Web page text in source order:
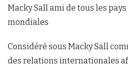
Macky Sall ami de tous les
mondiales
Considéré sous Macky Sall
des relations internationales